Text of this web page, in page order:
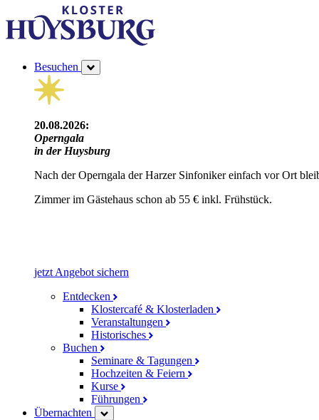
Besuchen
20.08.2026:
Operngala
in der Huysburg
Nach der Operngala der Harzer Sinfoniker einfach vor Ort
Zimmer im Gästehaus schon ab 55 € inkl. Frühstück.
jetzt Angebot sichern
Entdecken
Klostercafé & Klosterladen
Veranstaltungen
Historisches
Buchen
Seminare & Tagungen
Hochzeiten & Feiern
Kurse
Führungen
Übernachten